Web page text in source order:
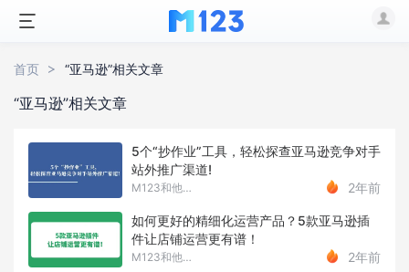
首页 “亚马逊”相关文章
“亚马逊”相关文章
5个“抄作业”工具，轻松探查亚马逊竞争对手
站外推广渠道!
M123和他的朋友们 2年前
如何更好的精细化运营产品？5款亚马逊插
件让店铺运营更有谱！
M123和他的朋友们 2年前